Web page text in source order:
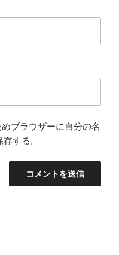
ブラウザーに自分の名
する。